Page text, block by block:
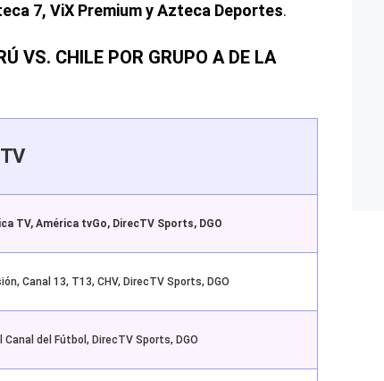
7, ViX Premium y Azteca Deportes.
VS. CHILE POR GRUPO A DE LA
TV, América tvGo, DirecTV Sports, DGO
Canal 13, T13, CHV, DirecTV Sports, DGO
Canal del Fútbol, DirecTV Sports, DGO